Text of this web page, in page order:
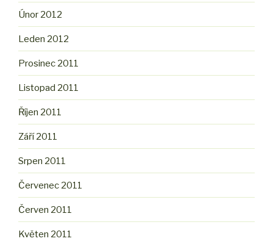
Únor 2012
Leden 2012
Prosinec 2011
Listopad 2011
Říjen 2011
Září 2011
Srpen 2011
Červenec 2011
Červen 2011
Květen 2011